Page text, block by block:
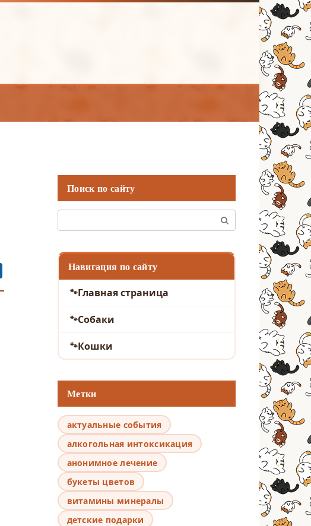
Поиск по сайту
Навигация по сайту
Главная страница
Собаки
Кошки
Метки
актуальные события
алкогольная интоксикация
анонимное лечение
букеты цветов
витамины минералы
детские подарки